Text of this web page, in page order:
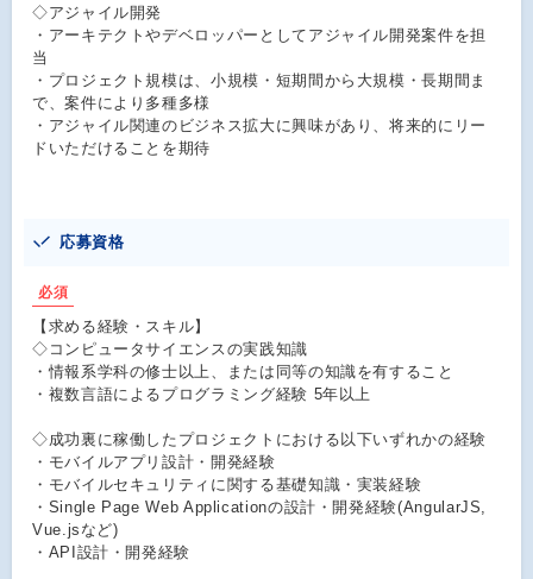
◇アジャイル開発
・アーキテクトやデベロッパーとしてアジャイル開発案件を担
当
・プロジェクト規模は、小規模・短期間から大規模・長期間ま
で、案件により多種多様
・アジャイル関連のビジネス拡大に興味があり、将来的にリー
ドいただけることを期待
応募資格
必須
【求める経験・スキル】
◇コンピュータサイエンスの実践知識
・情報系学科の修士以上、または同等の知識を有すること
・複数言語によるプログラミング経験 5年以上
◇成功裏に稼働したプロジェクトにおける以下いずれかの経験
・モバイルアプリ設計・開発経験
・モバイルセキュリティに関する基礎知識・実装経験
・Single Page Web Applicationの設計・開発経験(AngularJS,
Vue.jsなど)
・API設計・開発経験